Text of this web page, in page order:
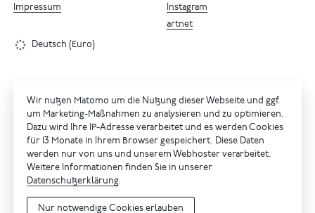
Instagram
artnet
Impressum
Deutsch (Euro)
Wir nutzen Matomo um die Nutzung dieser Webseite und ggf.
um Marketing-Maßnahmen zu analysieren und zu optimieren.
Dazu wird Ihre IP-Adresse verarbeitet und es werden Cookies
für 13 Monate in Ihrem Browser gespeichert. Diese Daten
werden nur von uns und unserem Webhoster verarbeitet.
Weitere Informationen finden Sie in unserer
Datenschutzerklärung.
Nur notwendige Cookies erlauben